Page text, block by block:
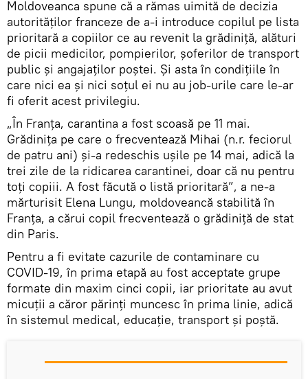
Moldoveanca spune că a rămas uimită de decizia
autorităților franceze de a-i introduce copilul pe lista
prioritară a copiilor ce au revenit la grădiniță, alături
de picii medicilor, pompierilor, șoferilor de transport
public și angajaților poștei. Și asta în condițiile în
care nici ea și nici soțul ei nu au job-urile care le-ar
fi oferit acest privilegiu.
„În Franța, carantina a fost scoasă pe 11 mai.
Grădinița pe care o frecventează Mihai (n.r. feciorul
de patru ani) și-a redeschis ușile pe 14 mai, adică la
trei zile de la ridicarea carantinei, doar că nu pentru
toți copiii. A fost făcută o listă prioritară”, a ne-a
mărturisit Elena Lungu, moldoveancă stabilită în
Franța, a cărui copil frecventează o grădiniță de stat
din Paris.
Pentru a fi evitate cazurile de contaminare cu
COVID-19, în prima etapă au fost acceptate grupe
formate din maxim cinci copii, iar prioritate au avut
micuții a căror părinți muncesc în prima linie, adică
în sistemul medical, educație, transport și poștă.